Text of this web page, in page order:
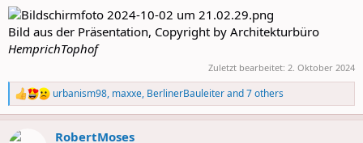
Bild aus der Präsentation, Copyright by Architekturbüro
HemprichTophof
Zuletzt bearbeitet: 2. Oktober 2024
R
e
a
c
urbanism98, maxxe, BerlinerBauleiterand 7 others
RobertMoses